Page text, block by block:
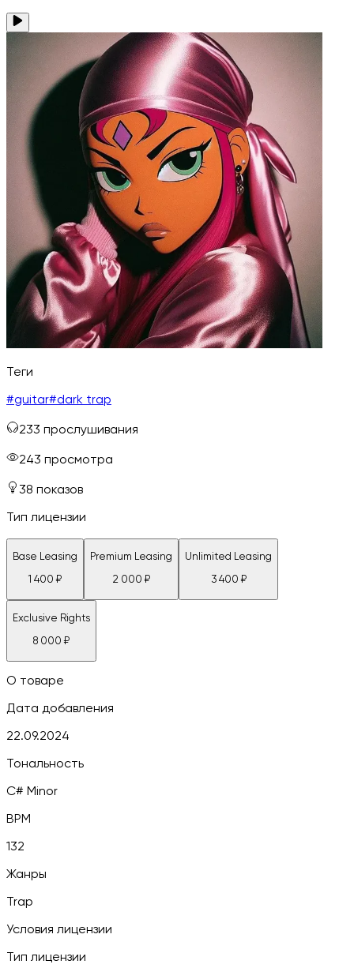
Теги
#guitar#dark trap
233 прослушивания
243 просмотра
38 показов
Тип лицензии
Base Leasing
1 400 ₽
Premium Leasing
2 000 ₽
Unlimited Leasing
3 400 ₽
Exclusive Rights
8 000 ₽
О товаре
Дата добавления
22.09.2024
Тональность
C# Minor
BPM
132
Жанры
Trap
Условия лицензии
Тип лицензии